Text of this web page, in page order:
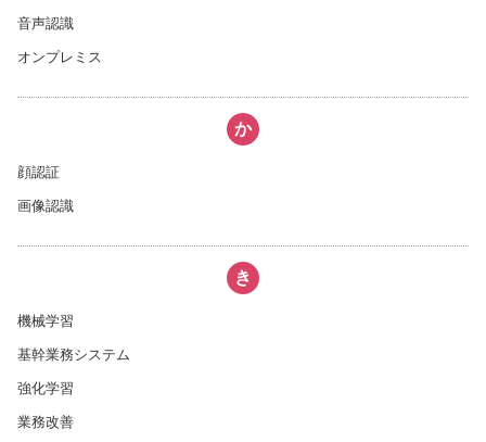
音声認識
オンプレミス
か
顔認証
画像認識
き
機械学習
基幹業務システム
強化学習
業務改善